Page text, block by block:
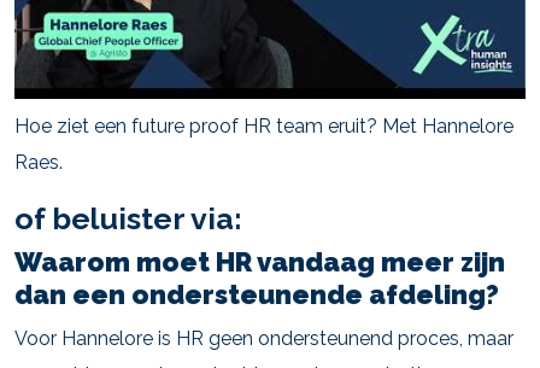
Hoe ziet een future proof HR team eruit? Met Hannelore
Raes.
of beluister via:
Waarom moet HR vandaag meer zijn
dan een ondersteunende afdeling?
Voor Hannelore is HR geen ondersteunend proces, maar